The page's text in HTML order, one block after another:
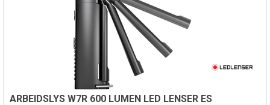
ARBEIDSLYS W7R 600 LUMEN LED LENSER ES